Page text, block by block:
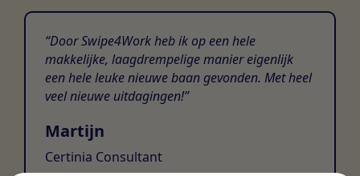
Door Swipe4Work heb ik op een hele
makkelijke, laagdrempelige manier eigenlijk
een hele leuke nieuwe baan gevonden. Met heel
veel nieuwe uitdagingen!
Martijn
Certinia Consultant